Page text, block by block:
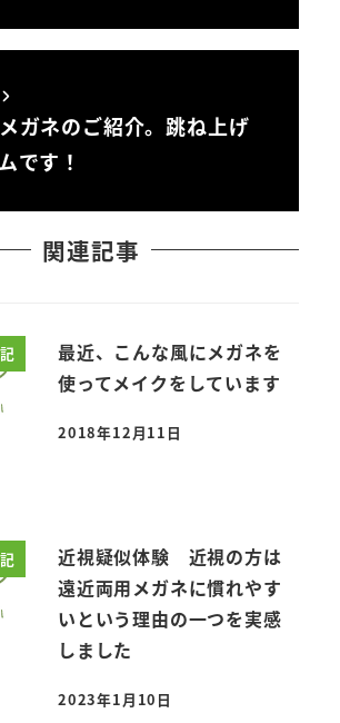
ガネのご紹介。跳ね上げ
です！
関連記事
最近、こんな風にメガネを
使ってメイクをしています
投稿日
2018年12月11日
近視疑似体験 近視の方は
遠近両用メガネに慣れやす
いという理由の一つを実感
しました
投稿日
2023年1月10日